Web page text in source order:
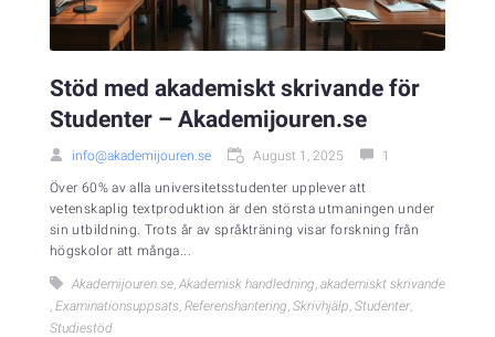
Stöd med akademiskt skrivande för
Studenter – Akademijouren.se
info@akademijouren.se August 1, 2025 1
Över 60% av alla universitetsstudenter upplever att
vetenskaplig textproduktion är den största utmaningen under
sin utbildning. Trots år av språkträning visar forskning från
högskolor att många...
Akademijouren.se Akademisk handledning akademiskt skrivande
Examinationsuppsats Referenshantering Skrivhjälp Studenter
Studiestöd